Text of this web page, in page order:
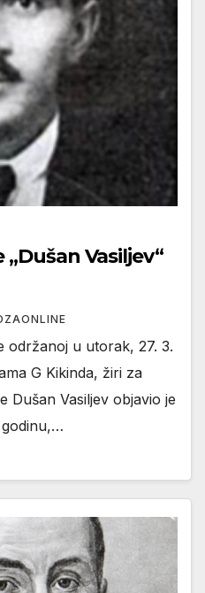
Vasiljev“
održanoj u utorak, 27. 3.
G Kikinda, žiri za
Dušan Vasiljev objavio je
godinu,…